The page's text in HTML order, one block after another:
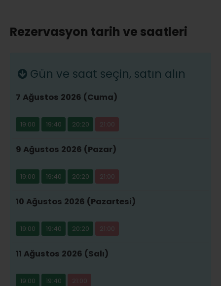
Rezervasyon tarih ve saatleri
Gün ve saat seçin, satın alın
7 Ağustos 2026 (Cuma)
19:00 19:40 20:20 21:00
9 Ağustos 2026 (Pazar)
19:00 19:40 20:20 21:00
10 Ağustos 2026 (Pazartesi)
19:00 19:40 20:20 21:00
11 Ağustos 2026 (Salı)
19:00 19:40 21:00